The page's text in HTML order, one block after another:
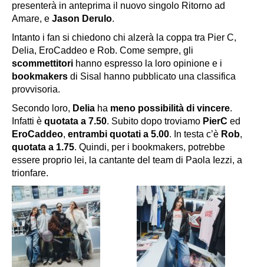
presenterà in anteprima il nuovo singolo Ritorno ad
Amare, e Jason Derulo.
Intanto i fan si chiedono chi alzerà la coppa tra Pier C,
Delia, EroCaddeo e Rob. Come sempre, gli
scommettitori hanno espresso la loro opinione e i
bookmakers di Sisal hanno pubblicato una classifica
provvisoria.
Secondo loro, Delia ha meno possibilità di vincere.
Infatti è quotata a 7.50. Subito dopo troviamo PierC ed
EroCaddeo, entrambi quotati a 5.00. In testa c’è Rob,
quotata a 1.75. Quindi, per i bookmakers, potrebbe
essere proprio lei, la cantante del team di Paola Iezzi, a
trionfare.